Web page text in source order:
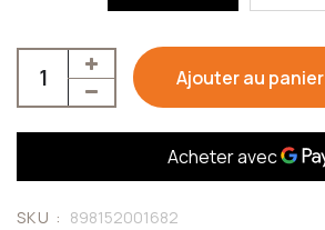
Ajouter au panier
SKU : 898152001682